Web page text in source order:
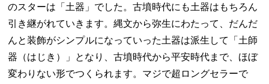
のスターは「土器」でした。古墳時代にも土器はもちろん
引き継がれていきます。縄文から弥生にわたって、だんだ
んと装飾がシンプルになっていった土器は派生して「土師
器（はじき）」となり、古墳時代から平安時代まで、ほぼ
変わりない形でつくられます。マジで超ロングセラーで